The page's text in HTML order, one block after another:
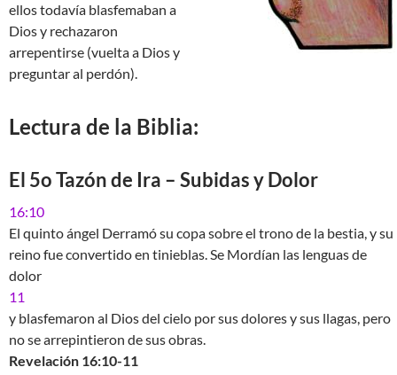
ellos todavía blasfemaban a
Dios y rechazaron
arrepentirse (vuelta a Dios y
preguntar al perdón).
Lectura de la Biblia:
El 5o Tazón de Ira – Subidas y Dolor
16:10
El quinto ángel Derramó su copa sobre el trono de la bestia, y su
reino fue convertido en tinieblas. Se Mordían las lenguas de
dolor
11
y blasfemaron al Dios del cielo por sus dolores y sus llagas, pero
no se arrepintieron de sus obras.
Revelación 16:10-11